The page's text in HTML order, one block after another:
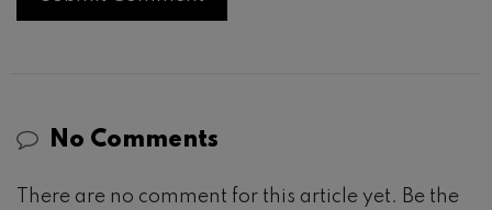
No Comments
There are no comment for this article yet. Be the